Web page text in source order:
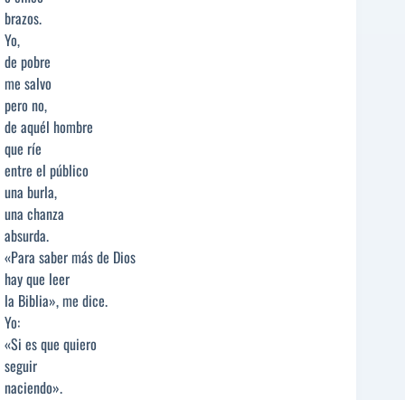
brazos.
Yo,
de pobre
me salvo
pero no,
de aquél hombre
que ríe
entre el público
una burla,
una chanza
absurda.
«Para saber más de Dios
hay que leer
la Biblia», me dice.
Yo:
«Si es que quiero
seguir
naciendo».